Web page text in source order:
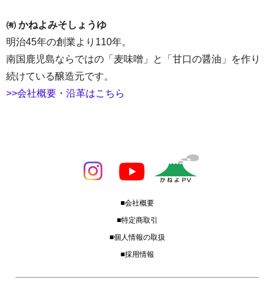
㈲ かねよみそしょうゆ
明治45年の創業より110年。
南国鹿児島ならではの「麦味噌」と「甘口の醤油」を作り
続けている醸造元です。
>>会社概要・沿革はこちら
■会社概要
■特定商取引
■個人情報の取扱
■採用情報